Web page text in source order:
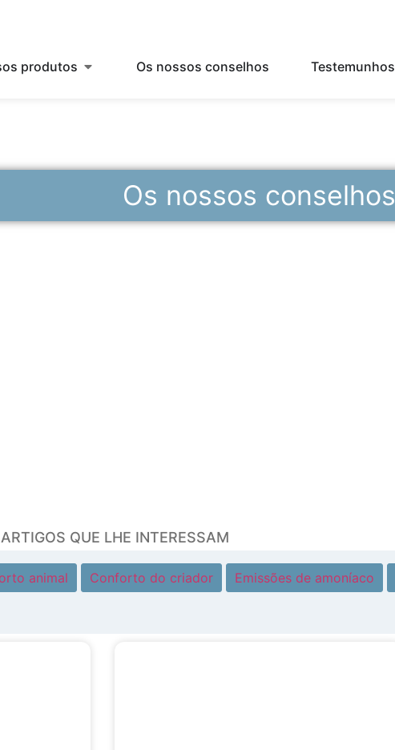
produtos Os nossos conselhos Testemunhos
Os nossos conselhos
QUE LHE INTERESSAM
animal Conforto do criador Emissões de amoníaco